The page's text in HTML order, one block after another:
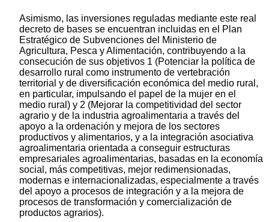
Asimismo, las inversiones reguladas mediante este real
decreto de bases se encuentran incluidas en el Plan
Estratégico de Subvenciones del Ministerio de
Agricultura, Pesca y Alimentación, contribuyendo a la
consecución de sus objetivos 1 (Potenciar la política de
desarrollo rural como instrumento de vertebración
territorial y de diversificación económica del medio rural,
en particular, impulsando el papel de la mujer en el
medio rural) y 2 (Mejorar la competitividad del sector
agrario y de la industria agroalimentaria a través del
apoyo a la ordenación y mejora de los sectores
productivos y alimentarios, y a la integración asociativa
agroalimentaria orientada a conseguir estructuras
empresariales agroalimentarias, basadas en la economía
social, más competitivas, mejor redimensionadas,
modernas e internacionalizadas, especialmente a través
del apoyo a procesos de integración y a la mejora de
procesos de transformación y comercialización de
productos agrarios).